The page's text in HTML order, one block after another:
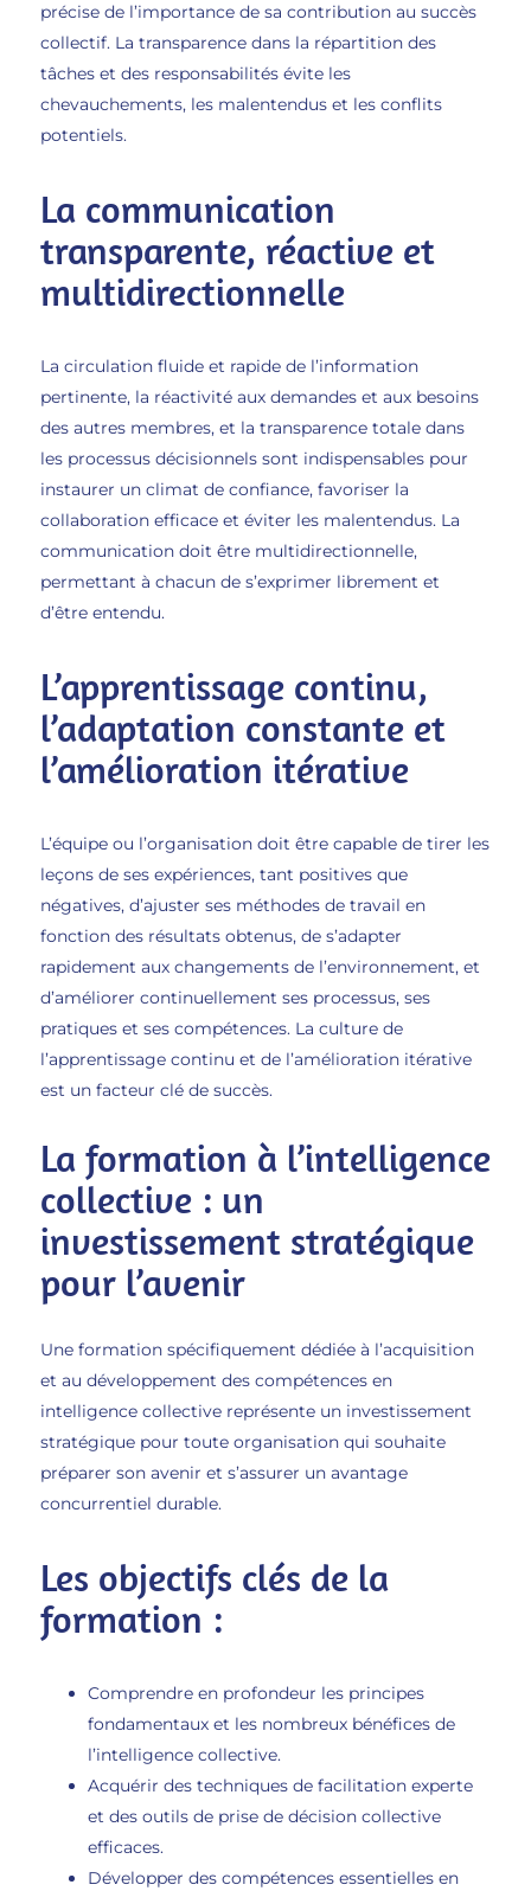
précise de l’importance de sa contribution au succès
collectif. La transparence dans la répartition des
tâches et des responsabilités évite les
chevauchements, les malentendus et les conflits
potentiels.
La communication
transparente, réactive et
multidirectionnelle
La circulation fluide et rapide de l’information
pertinente, la réactivité aux demandes et aux besoins
des autres membres, et la transparence totale dans
les processus décisionnels sont indispensables pour
instaurer un climat de confiance, favoriser la
collaboration efficace et éviter les malentendus. La
communication doit être multidirectionnelle,
permettant à chacun de s’exprimer librement et
d’être entendu.
L’apprentissage continu,
l’adaptation constante et
l’amélioration itérative
L’équipe ou l’organisation doit être capable de tirer les
leçons de ses expériences, tant positives que
négatives, d’ajuster ses méthodes de travail en
fonction des résultats obtenus, de s’adapter
rapidement aux changements de l’environnement, et
d’améliorer continuellement ses processus, ses
pratiques et ses compétences. La culture de
l’apprentissage continu et de l’amélioration itérative
est un facteur clé de succès.
La formation à l’intelligence
collective : un
investissement stratégique
pour l’avenir
Une formation spécifiquement dédiée à l’acquisition
et au développement des compétences en
intelligence collective représente un investissement
stratégique pour toute organisation qui souhaite
préparer son avenir et s’assurer un avantage
concurrentiel durable.
Les objectifs clés de la
formation :
Comprendre en profondeur les principes
fondamentaux et les nombreux bénéfices de
l’intelligence collective.
Acquérir des techniques de facilitation experte
et des outils de prise de décision collective
efficaces.
Développer des compétences essentielles en